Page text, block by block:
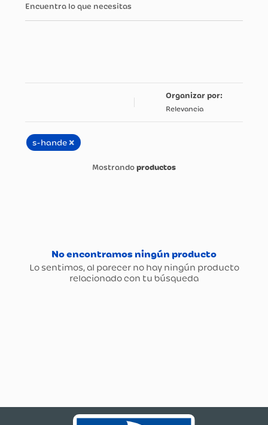
Encuentra lo que necesitas
Relevancia
s-hande ×
productos